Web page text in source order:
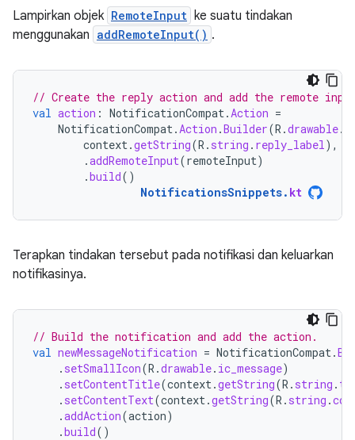
Lampirkan objek RemoteInput ke suatu tindakan
menggunakan addRemoteInput() .
// Create the reply action and add the remote
val action : NotificationCompat . Action =
NotificationCompat . Action .Builder(R .drawable.
context .getString(R . string . reply_label ),
.addRemoteInput(remoteInput)
.build()
NotificationsSnippets. kt
Terapkan tindakan tersebut pada notifikasi dan keluarkan
notifikasinya.
// Build the notification and add the action.
val newMessageNotification = NotificationCompat .
. setSmallIcon(R .drawable. ic_message)
. setContentTitle(context .getString(R . string .
. setContentText(context .getString(R . string .
.addAction(action)
.build()